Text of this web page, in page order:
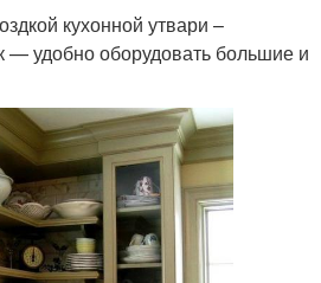
кухонной утвари –
— удобно оборудовать большие и